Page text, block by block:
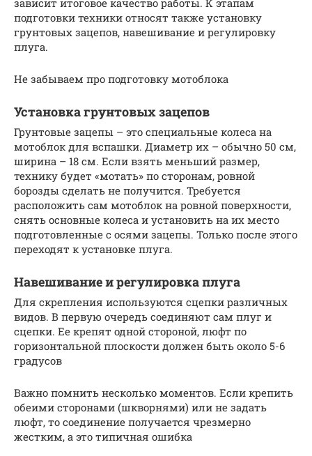
зависит итоговое качество работы. К этапам
подготовки техники относят также установку
грунтовых зацепов, навешивание и регулировку
плуга.
Не забываем про подготовку мотоблока
Установка грунтовых зацепов
Грунтовые зацепы – это специальные колеса на
мотоблок для вспашки. Диаметр их – обычно 50 см,
ширина – 18 см. Если взять меньший размер,
технику будет «мотать» по сторонам, ровной
борозды сделать не получится. Требуется
расположить сам мотоблок на ровной поверхности,
снять основные колеса и установить на их место
подготовленные с осями зацепы. Только после этого
переходят к установке плуга.
Навешивание и регулировка плуга
Для скрепления используются сцепки различных
видов. В первую очередь соединяют сам плуг и
сцепки. Ее крепят одной стороной, люфт по
горизонтальной плоскости должен быть около 5-6
градусов
Важно помнить несколько моментов. Если крепить
обеими сторонами (шкворнями) или не задать
люфт, то соединение получается чрезмерно
жестким, а это типичная ошибка